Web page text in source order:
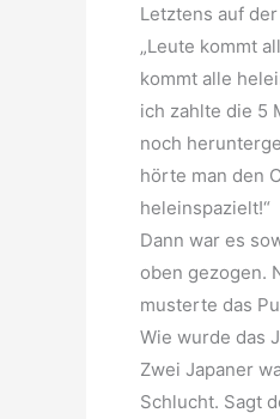
Letztens auf
„Leute kommt
kommt alle
ich zahlte die 5
noch
hörte man den
heleinspazielt!“
Dann war es
oben gezogen.
musterte das
Wie wurde das
Zwei Japaner
Schlucht. Sagt